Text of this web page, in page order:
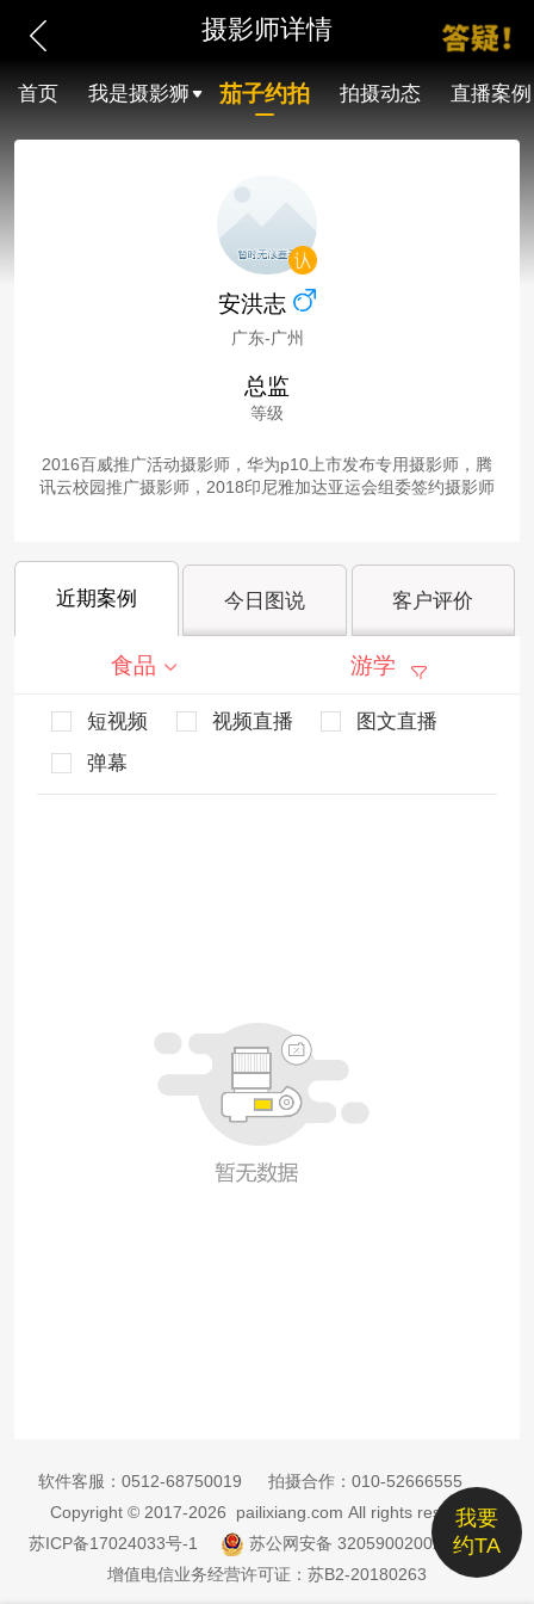
摄影师详情
首页 我是摄影狮 茄子约拍 拍摄动态 直播案例
安洪志
广东-广州
总监
等级
2016百威推广活动摄影师，华为p10上市发布专用摄影师，腾
讯云校园推广摄影师，2018印尼雅加达亚运会组委签约摄影师
近期案例 今日图说 客户评价
食品 游学
短视频 视频直播
图文直播
弹幕
我要
约TA
软件客服： 0512-68750019 拍摄合作： 010-52666555
Copyright © 2017-2026 pailixiang.com All rights reserved
苏ICP备17024033号-1
苏公网安备 32059002002885号
增值电信业务经营许可证：苏B2-20180263